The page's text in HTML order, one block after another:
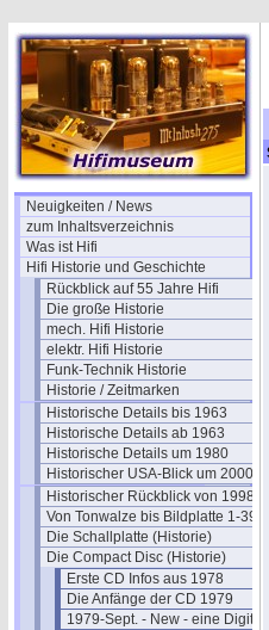
Neuigkeiten / News
zum Inhaltsverzeichnis
Was ist Hifi
Hifi Historie und Geschichte
Rückblick auf 55 Jahre Hifi
Die große Historie
mech. Hifi Historie
elektr. Hifi Historie
Funk-Technik Historie
Historie / Zeitmarken
Historische Details bis 1963
Historische Details ab 1963
Historische Details um 1980
Historischer USA-Blick um 2000
Historischer Rückblick von 1998
Von Tonwalze bis Bildplatte 1-39
Die Schallplatte (Historie)
Die Compact Disc (Historie)
Erste CD Infos aus 1978
Die Anfänge der CD 1979
1979-Sept. - New - eine Digitale